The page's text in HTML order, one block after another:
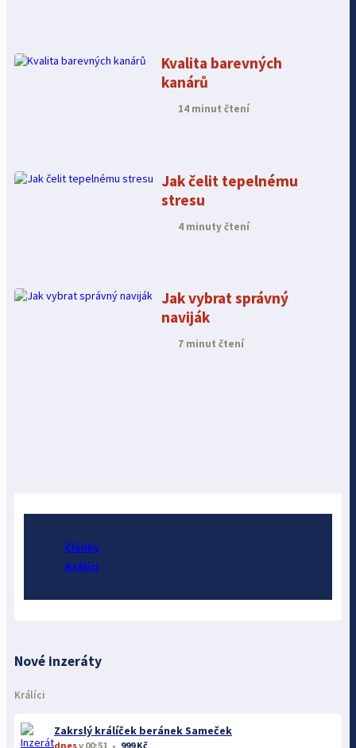
Kvalita barevných
kanárů
14 minut čtení
Jak čelit tepelnému
stresu
4 minuty čtení
Jak vybrat správný
naviják
7 minut čtení
Články
Králíci
Nové inzeráty
Králíci
Zakrslý králíček beránek Sameček
dnesv 00:51 999 Kč